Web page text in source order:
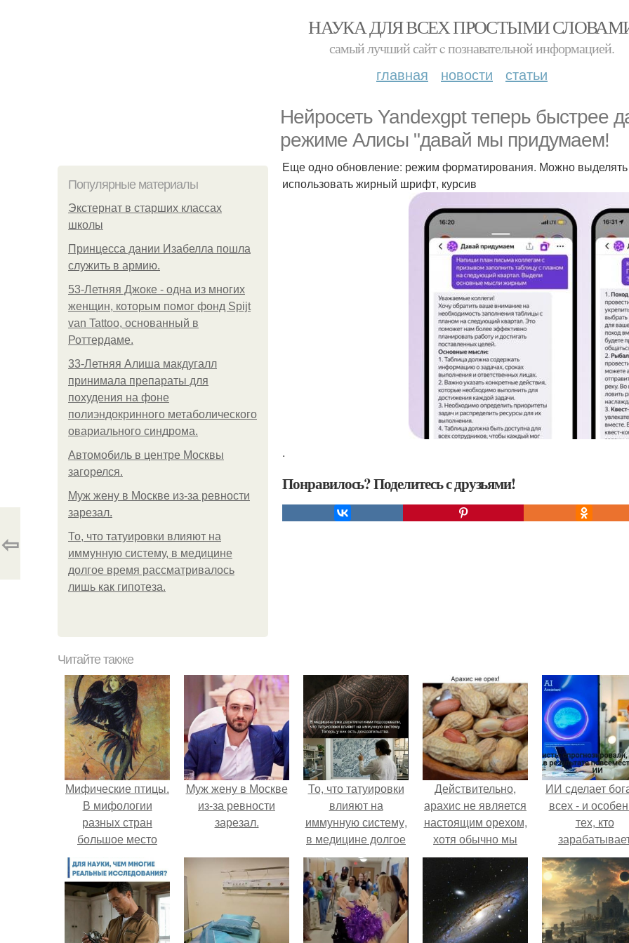
НАУКА ДЛЯ ВСЕХ ПРОСТЫМИ
самый лучший сайт c познавательной информацией.
главная новости статьи
Нейросеть Yandexgpt теперь быстрее
режиме Алисы "давай мы придумаем!
Популярные материалы
Экстернат в старших классах
школы
Принцесса дании Изабелла пошла
служить в армию.
53-Летняя Джоке - одна из многих
женщин, которым помог фонд Spijt
van Tattoo, основанный в
Роттердаме.
33-Летняя Алиша макдугалл
принимала препараты для
похудения на фоне
полиэндокринного метаболического
овариального синдрома.
Автомобиль в центре Москвы
загорелся.
Mуж жену в Москве из-за ревности
зарезал.
То, что татуировки влияют на
иммунную систему, в медицине
долгое время рассматривалось
лишь как гипотеза.
Еще одно обновление: режим форматирования. Можно выделять
использовать жирный шрифт, курсив
.
Понравилось? Поделитесь с друзьями!
⇦
Читайте также
Мифические птицы.
В мифологии
разных стран
большое место
птиц.
Mуж жену в Москве
из-за ревности
зарезал.
То, что татуировки
влияют на
иммунную систему,
в медицине долгое
время
рассматривалось
лишь как гипотеза.
Действительно,
арахис не является
настоящим орехом,
хотя обычно мы
называем его
арахисовым
орехом.
ИИ сделает
всех - и
тех, кто
меньше